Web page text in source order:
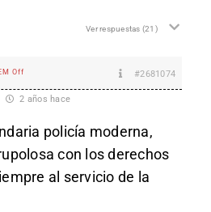
Ver respuestas (21)
Off #2681074
2 años hace
policía moderna,
con los derechos
al servicio de la